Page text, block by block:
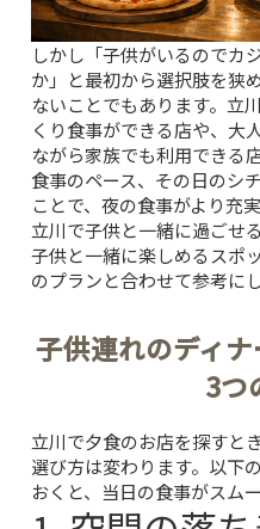
しかし「子供がいるのでカ
か」と最初から選択肢を狭
ないことでもあります。立
くり食事ができる店や、大
ながら家族でも利用できる
食事のペース、その日のシ
ことで、夜の食事がより充
立川で子供と一緒に過ごせ
子供と一緒に楽しめるスポ
のプランと合わせて参考に
子供連れのディ
3つ
立川で夕食のお店を探すと
選び方は変わります。以下
おくと、当日の食事がスム